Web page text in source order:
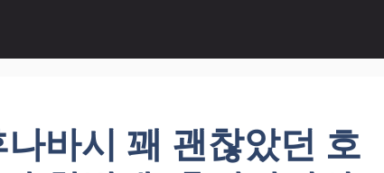
바시 꽤 괜찮았던 호